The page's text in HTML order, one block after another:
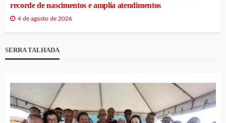
recorde de nascimentos e amplia atendimentos
4 de agosto de 2026
SERRA TALHADA